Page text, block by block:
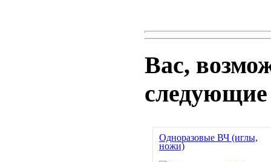
Вас,
Одноразовые ВЧ (иглы,
ножи)